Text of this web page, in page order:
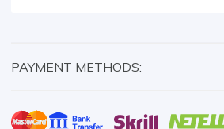
PAYMENT METHODS: